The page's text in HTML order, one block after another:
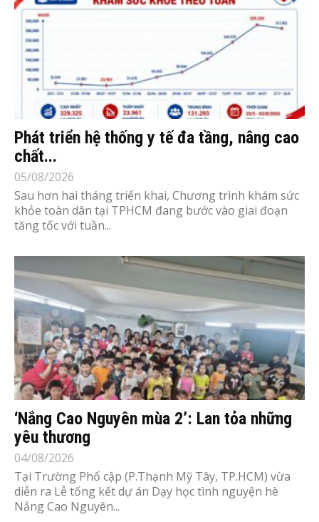
Phát triển hệ thống y tế đa tầng, nâng cao
chất...
05/08/2026
Sau hơn hai tháng triển khai, Chương trình khám sức
khỏe toàn dân tại TPHCM đang bước vào giai đoạn
tăng tốc với tuần...
‘Nắng Cao Nguyên mùa 2’: Lan tỏa những
yêu thương
04/08/2026
Tại Trường Phổ cập (P.Thạnh Mỹ Tây, TP.HCM) vừa
diễn ra Lễ tổng kết dự án Dạy học tình nguyện hè
Nắng Cao Nguyên...